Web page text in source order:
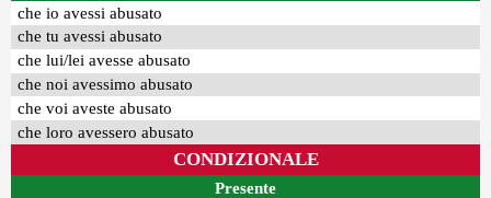
che io avessi abusato
che tu avessi abusato
che lui/lei avesse abusato
che noi avessimo abusato
che voi aveste abusato
che loro avessero abusato
CONDIZIONALE
Presente